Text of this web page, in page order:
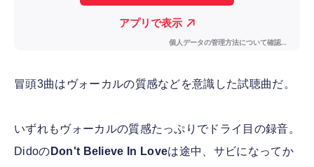
冒頭3曲はヴォーカルの質感などを意識した試聴曲だ。
いずれもヴォーカルの質感たっぷりでドライ目の録音。
Didoの Don't Believe In Loveは途中、サビになってか